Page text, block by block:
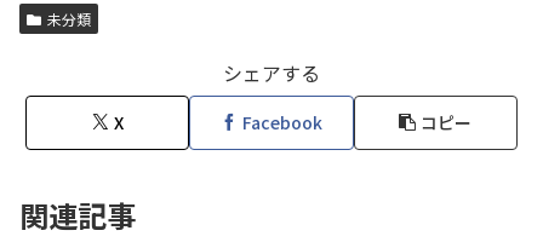
未分類
シェアする
X Facebook コピー
関連記事